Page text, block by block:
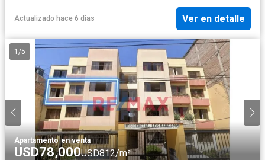
Actualizado hace 6 días Ver en detalle
1 /5
Apartamento·en venta
USD78,000USD812/m²